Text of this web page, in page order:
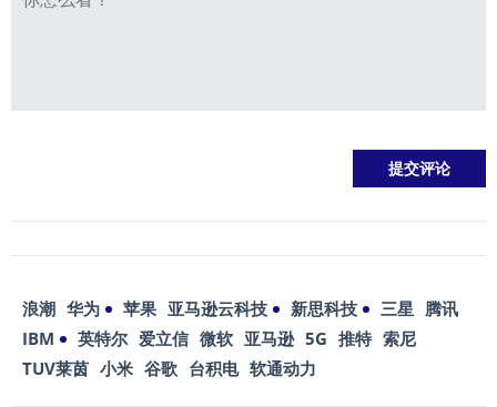
浪潮 华为 苹果 亚马逊云科技 新思科技 三星 腾讯
IBM
英特尔 爱立信 微软 亚马逊 5G 推特 索尼
TUV莱茵 小米 谷歌 台积电 软通动力